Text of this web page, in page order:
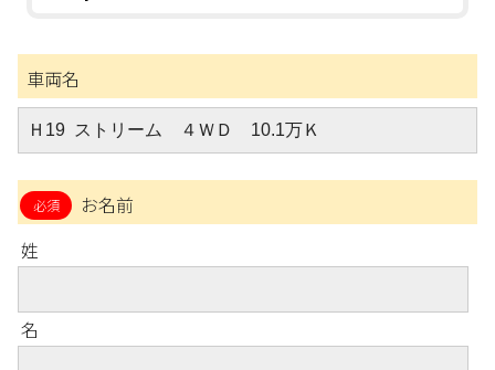
車両名
お名前
姓
名